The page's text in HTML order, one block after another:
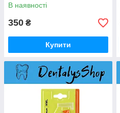
В наявності
350 ₴
Купити